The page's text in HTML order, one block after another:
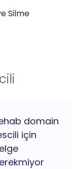
Silme
domain
için